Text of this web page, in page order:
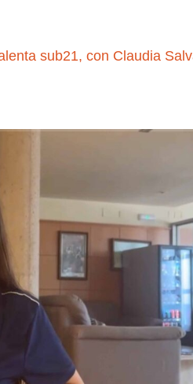
sub21, con Claudia